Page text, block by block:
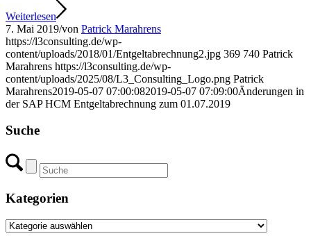
Weiterlesen
7. Mai 2019/von Patrick Marahrens
https://l3consulting.de/wp-
content/uploads/2018/01/Entgeltabrechnung2.jpg 369 740 Patrick
Marahrens https://l3consulting.de/wp-
content/uploads/2025/08/L3_Consulting_Logo.png Patrick
Marahrens2019-05-07 07:00:082019-05-07 07:09:00Änderungen in
der SAP HCM Entgeltabrechnung zum 01.07.2019
Suche
Kategorien
Kategorien